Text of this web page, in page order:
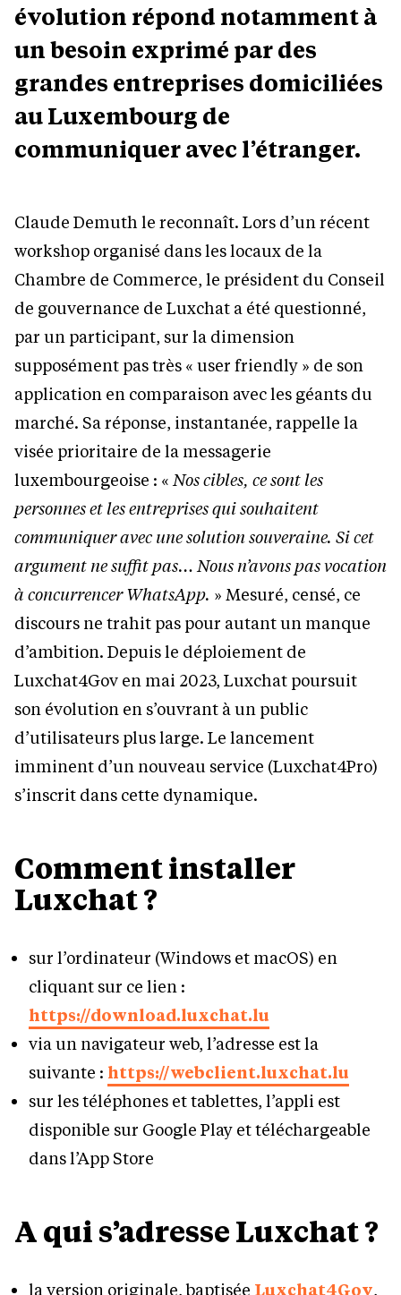
évolution répond notamment à
un besoin exprimé par des
grandes entreprises domiciliées
au Luxembourg de
communiquer avec l’étranger.
Claude Demuth le reconnaît. Lors d’un récent
workshop organisé dans les locaux de la
Chambre de Commerce, le président du Conseil
de gouvernance de Luxchat a été questionné,
par un participant, sur la dimension
supposément pas très « user friendly » de son
application en comparaison avec les géants du
marché. Sa réponse, instantanée, rappelle la
visée prioritaire de la messagerie
luxembourgeoise : «Nos cibles, ce sont les
personnes et les entreprises qui souhaitent
communiquer avec une solution souveraine. Si cet
argument ne suffit pas… Nous n’avons pas vocation
à concurrencer WhatsApp. » Mesuré, censé, ce
discours ne trahit pas pour autant un manque
d’ambition. Depuis le déploiement de
Luxchat4Gov en mai 2023, Luxchat poursuit
son évolution en s’ouvrant à un public
d’utilisateurs plus large. Le lancement
imminent d’un nouveau service (Luxchat4Pro)
s’inscrit dans cette dynamique.
Comment installer
Luxchat ?
sur l’ordinateur (Windows et macOS) en
cliquant sur ce lien :
https://download.luxchat.lu
via un navigateur web, l’adresse est la
suivante : https://webclient.luxchat.lu
sur les téléphones et tablettes, l’appli est
disponible sur Google Play et téléchargeable
dans l’App Store
A qui s’adresse Luxchat ?
la version originale, baptisée Luxchat4Gov,